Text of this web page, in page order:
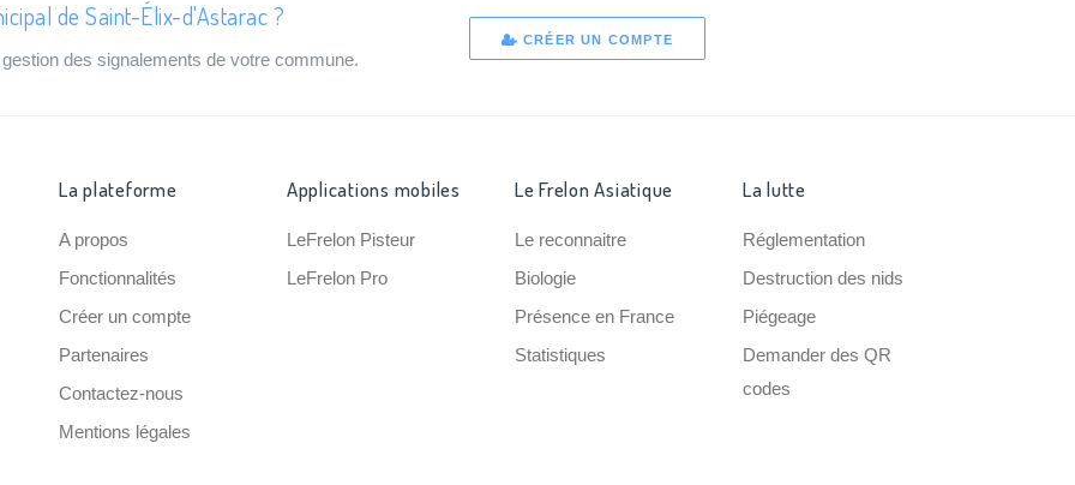
de Saint-Élix-d'Astarac ?
des signalements de votre commune.
CRÉER UN COMPTE
La plateforme
A propos
Fonctionnalités
Créer un compte
Partenaires
Contactez-nous
Mentions légales
Applications mobiles
LeFrelon Pisteur
LeFrelon Pro
Le Frelon Asiatique
Le reconnaitre
Biologie
Présence en France
Statistiques
La lutte
Réglementation
Destruction des nids
Piégeage
Demander des QR
codes